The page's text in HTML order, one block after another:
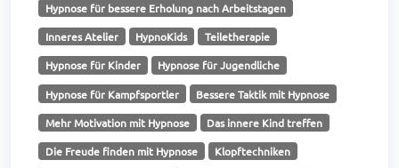
Hypnose für bessere Erholung nach Arbeitstagen
Inneres Atelier HypnoKids Teiletherapie
Hypnose für Kinder Hypnose für Jugendliche
Hypnose für Kampfsportler Bessere Taktik mit Hypnose
Mehr Motivation mit Hypnose Das innere Kind treffen
Die Freude finden mit Hypnose Klopftechniken